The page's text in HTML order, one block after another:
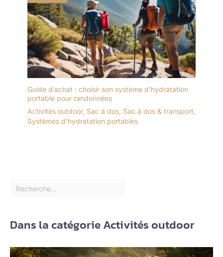
Guide d’achat : choisir son système d’hydratation
portable pour randonnées
Activités outdoor, Sac à dos, Sac à dos & transport,
Systèmes d'hydratation portables
Dans la catégorie Activités outdoor